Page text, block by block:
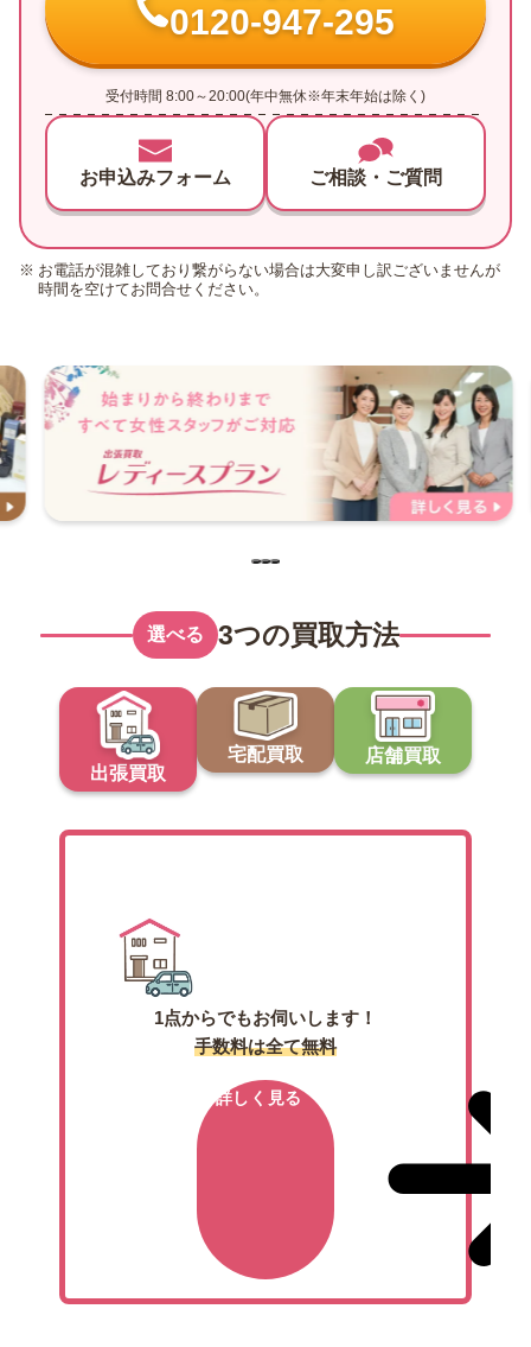
0120-947-295
受付時間 8:00～20:00(年中無休※年末年始は除く)
お申込みフォーム ご相談・ご質問
お電話が混雑しており繋がらない場合は大変申し訳ございませんが
時間を空けてお問合せください。
選べる 3つの買取方法
出張買取
宅配買取 店舗買取
1点からでもお伺いします！
手数料は全て無料
詳しく見る